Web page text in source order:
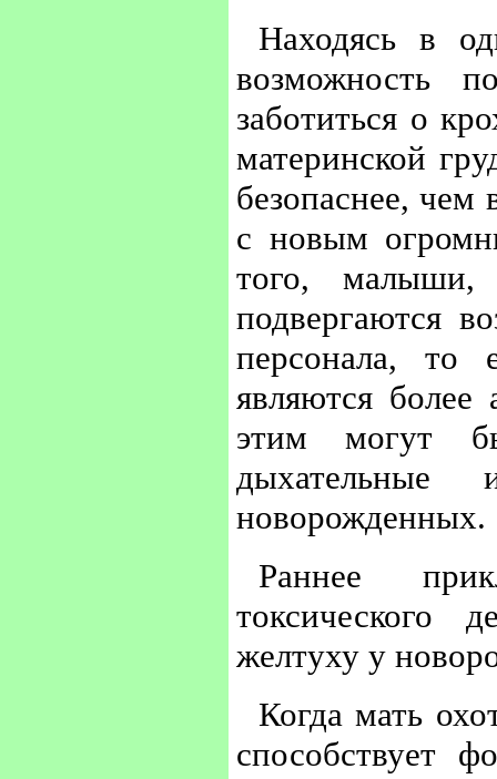
Находясь в
возможность
заботиться о
материнской
безопаснее,
с новым
того, малыши,
подвергаются
персонала, то
являются
этим могут
дыхательные
новорожденных.
Раннее
токсического
желтуху у
Когда мать
способствует